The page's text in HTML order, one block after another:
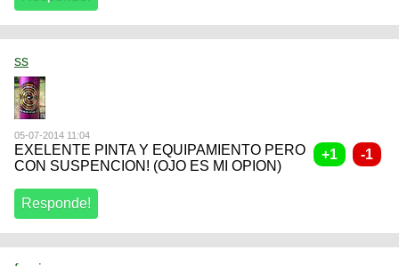
ss
05-07-2014 11:04
EXELENTE PINTA Y EQUIPAMIENTO PERO
CON SUSPENCION! (OJO ES MI OPION)